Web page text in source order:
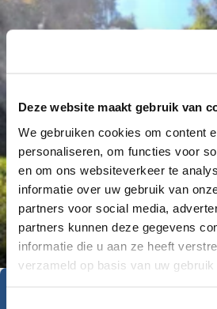
Deze website maakt gebruik van
We gebruiken cookies om content
personaliseren, om functies voor
en om ons websiteverkeer te
informatie over uw gebruik van
partners voor social media,
partners kunnen deze gegevens
informatie die u aan ze heeft
verzameld op basis van uw gebruik
Déanne